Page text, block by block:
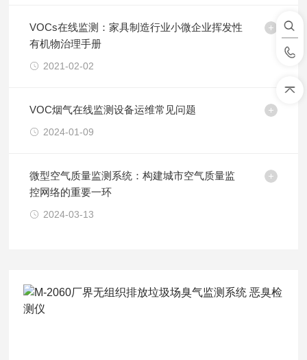
VOCs在线监测：家具制造行业小微企业挥发性
有机物治理手册
2021-02-02
VOC烟气在线监测设备运维常见问题
2024-01-09
微型空气质量监测系统：构建城市空气质量监
控网络的重要一环
2024-03-13